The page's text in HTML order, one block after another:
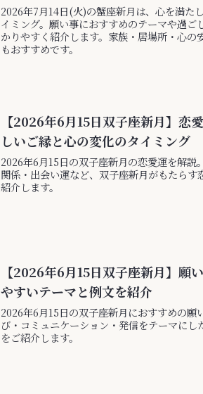
2026年7月14日(火)の蟹座新月は、心を満た
イミング。願い事におすすめのテーマや過ご
かりやすく紹介します。家族・居場所・心の
もおすすめです。
【2026年6月15日双子座新月】恋
しいご縁と心の変化のタイミング
2026年6月15日の双子座新月の恋愛運を解説
関係・出会い運など、双子座新月がもたらす
紹介します。
【2026年6月15日双子座新月】願
やすいテーマと例文を紹介
2026年6月15日の双子座新月におすすめの願
び・コミュニケーション・発信をテーマにし
をご紹介します。